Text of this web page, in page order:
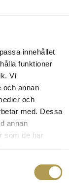
innehållet
funktioner
Vi
och annan
och
med. Dessa
annan
som de har
svårt,
till hjälp.
En enkel fras
stor skillnad.
dela ett
som
”Låt
göra”kan